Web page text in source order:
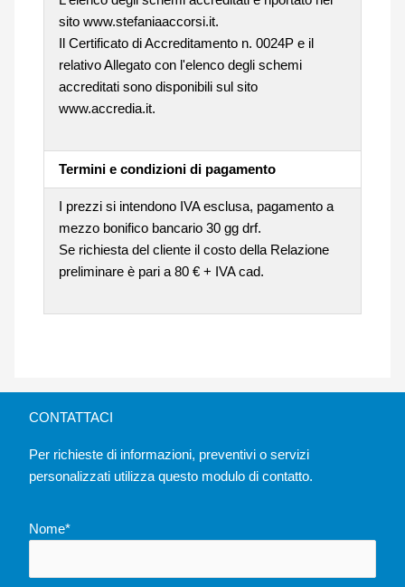
sito www.stefaniaaccorsi.it.
Il Certificato di Accreditamento n. 0024P e il
relativo Allegato con l'elenco degli schemi
accreditati sono disponibili sul sito
www.accredia.it.
Termini e condizioni di pagamento
I prezzi si intendono IVA esclusa, pagamento a
mezzo bonifico bancario 30 gg drf.
Se richiesta del cliente il costo della Relazione
preliminare è pari a 80 € + IVA cad.
CONTATTACI
Per richieste di informazioni, preventivi o servizi
personalizzati utilizza questo modulo di contatto.
Nome*